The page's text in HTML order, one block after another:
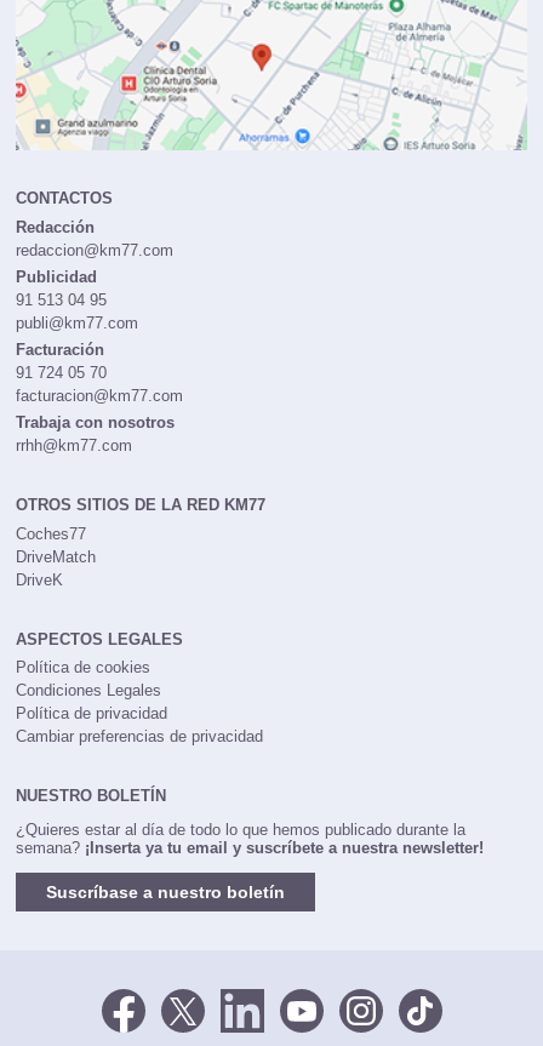
CONTACTOS
Redacción
redaccion@km77.com
Publicidad
91 513 04 95
publi@km77.com
Facturación
91 724 05 70
facturacion@km77.com
Trabaja con nosotros
rrhh@km77.com
OTROS SITIOS DE LA RED KM77
Coches77
DriveMatch
DriveK
ASPECTOS LEGALES
Política de cookies
Condiciones Legales
Política de privacidad
Cambiar preferencias de privacidad
NUESTRO BOLETÍN
¿Quieres estar al día de todo lo que hemos publicado durante la
semana? ¡Inserta ya tu email y suscríbete a nuestra newsletter!
Suscríbase a nuestro boletín